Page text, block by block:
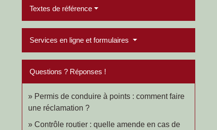
Textes de référence
Services en ligne et formulaires
Questions ? Réponses !
Permis de conduire à points : comment faire
une réclamation ?
Contrôle routier : quelle amende en cas de